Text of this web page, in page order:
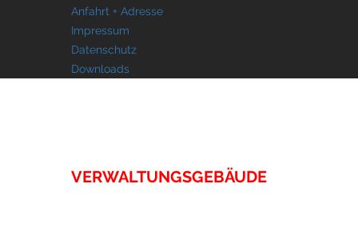
Anfahrt + Adresse
Impressum
Datenschutz
Downloads
VERWALTUNGSGEBÄUDE